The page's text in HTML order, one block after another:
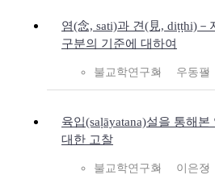
염(念, sati)과 견(見, diṭṭhi)－
구분의 기준에 대하여
불교학연구회 우동필
육입(saḷāyatana)설을 통해
대한 고찰
불교학연구회 이은정